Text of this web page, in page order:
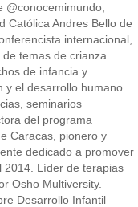
@conocemimundo,
Católica Andres Bello de
internacional,
temas de crianza
de infancia y
y el desarrollo humano
seminarios
del programa
Caracas, pionero y
dedicado a promover
2014. Líder de terapias
Osho Multiversity.
Desarrollo Infantil